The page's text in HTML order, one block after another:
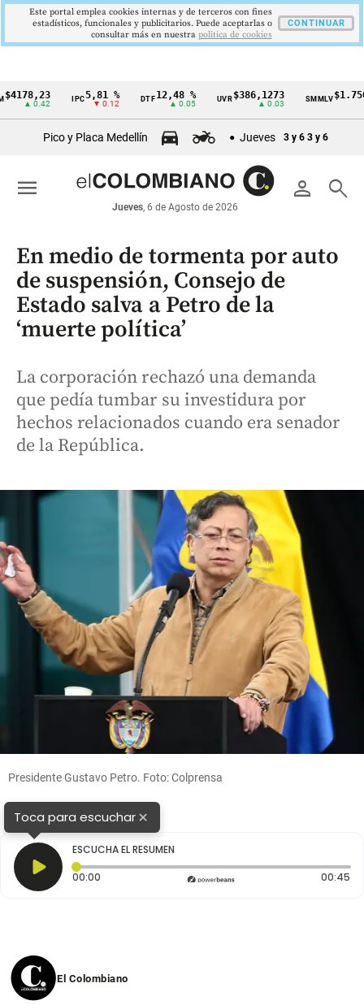
Cintillo
económicos
Colombia
0.42
IPC 5,81 %
▼ 0.12
DTF 12,48 %
▲ 0.05
UVR $386,1273
▲ 0.03
SMMLV$1.750.905
Pico y Placa Medellín Jueves 3 y 6 3 y 6
person search
Jueves, 6 de Agosto de 2026
menu
En medio de tormenta por auto
de suspensión, Consejo de
Estado salva a Petro de la
‘muerte política’
La corporación rechazó una demanda
que pedía tumbar su investidura por
hechos relacionados cuando era senador
de la República.
Presidente Gustavo Petro. Foto: Colprensa
Toca para escuchar×
ESCUCHA EL RESUMEN
00:00 Tiempo transcurrido: 0 segundos 00:45
El Colombiano
Este portal emplea cookies internas y de terceros con fines
estadísticos, funcionales y publicitarios. Puede aceptarlas o
consultar más en nuestra politica de cookies
CONTINUAR